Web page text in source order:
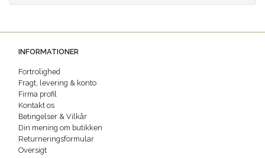
INFORMATIONER
Fortrolighed
Fragt, levering & konto
Firma profil
Kontakt os
Betingelser & Vilkår
Din mening om butikken
Returneringsformular
Oversigt